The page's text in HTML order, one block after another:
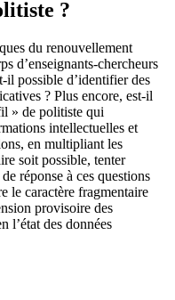
?
du renouvellement
d’enseignants-chercheurs
possible d’identifier des
? Plus encore, est-il
» de politiste qui
intellectuelles et
en multipliant les
soit possible, tenter
réponse à ces questions
le caractère fragmentaire
provisoire des
l’état des données